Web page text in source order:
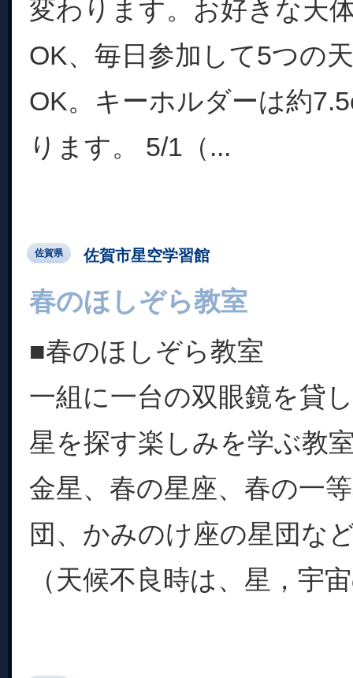
変わります。お好きな天
OK、毎日参加して5つの
OK。キーホルダーは約
ります。 5/1（...
佐賀県 佐賀市星空学習館
春のほしぞら教室
■春のほしぞら教室
一組に一台の双眼鏡を貸
星を探す楽しみを学ぶ教
金星、春の星座、春の一
団、かみのけ座の星団な
（天候不良時は、星，宇